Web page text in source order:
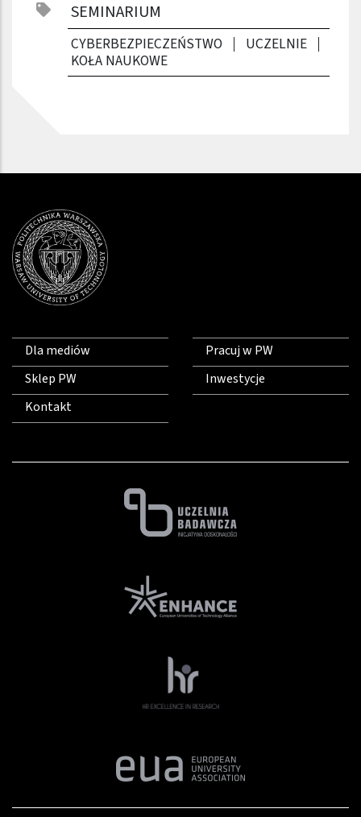
SEMINARIUM
CYBERBEZPIECZEŃSTWO
UCZELNIE
KOŁA NAUKOWE
Dla mediów
Sklep PW
Kontakt
Pracuj w PW
Inwestycje